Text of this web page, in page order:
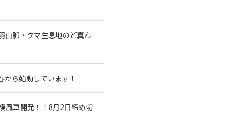
山脈・クマ生息地のど真ん
ら始動しています！
風車開発！！8月2日締め切